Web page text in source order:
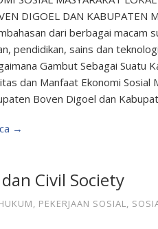
DIGOEL DAN KABUPATEN
dari berbagai macam
pendidikan, sains dan
Gambut Sebagai Suatu
dan Manfaat Ekonomi Sosial
Boven Digoel dan
→
Civil Society
PEKERJAAN SOSIAL